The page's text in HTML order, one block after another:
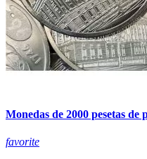
Monedas de 2000 pesetas de
favorite